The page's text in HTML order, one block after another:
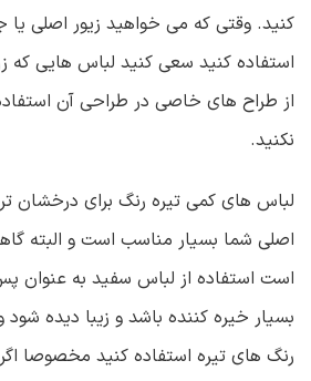
کنید. وقتی که می خواهید زیور اصلی یا
استفاده کنید سعی کنید لباس هایی که
از طراح های خاصی در طراحی آن
نکنید.
لباس های کمی تیره رنگ برای درخشان
اصلی شما بسیار مناسب است و البته
است استفاده از لباس سفید به عنوان
بسیار خیره کننده باشد و زیبا دیده
رنگ های تیره استفاده کنید مخصوصا اگر